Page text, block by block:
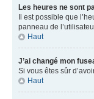
Les heures ne sont
Il est possible que
panneau de
Haut
J’ai changé mon
Si vous êtes sûr
Haut